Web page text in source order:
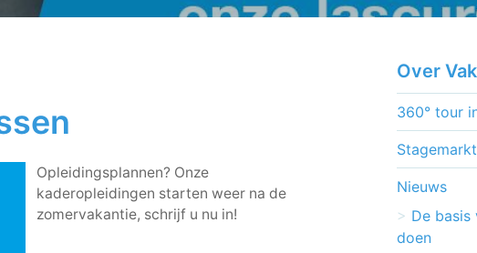
Opleidingsplannen? Onze
kaderopleidingen starten weer na de
zomervakantie, schrijf u nu in!
Over
360° tour
Stagemarkt
Nieuws
De
doen